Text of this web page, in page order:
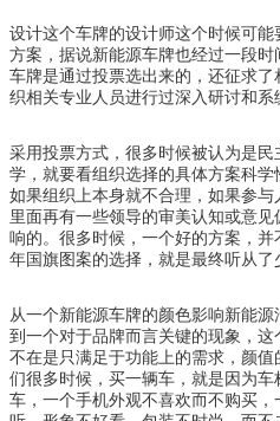
设计这个车牌的设计师这个时候可
方案，据说新能源车牌也经过一段
车牌是通过投票选出来的， 还征求了
织相关专业人员进行过深入研讨和系
采用投票方式，很多时候被认为是
学，就要看组织选择的具体方案科学
如果组织上本身就不合理，如果参与
里面再有一些领导的审美认知或意
响的。很多时候，一个好的方案，
年国旗图案的选择，就是最终听从了
从一个新能源车牌的颜色影响新能
到一个对于品牌而言关键的现象，这
不在是只满足于功能上的需求，颜
们很多时候，买一辆车，就是因为
车，一个手机外观不喜欢而不购买